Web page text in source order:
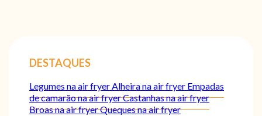
DESTAQUES
Legumes na air fryerAlheira na air fryer Empadas
de camarão na air fryerCastanhas na air fryer
Broas na air fryerQueques na air fryer